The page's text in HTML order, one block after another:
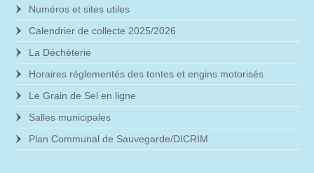
Numéros et sites utiles
Calendrier de collecte 2025/2026
La Déchèterie
Horaires réglementés des tontes et engins motorisés
Le Grain de Sel en ligne
Salles municipales
Plan Communal de Sauvegarde/DICRIM